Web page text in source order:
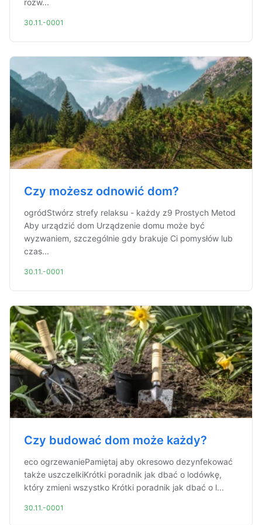
rozw...
30.11.-0001
Czy możesz odnowić dom?
ogródStwórz strefy relaksu - każdy z9 Prostych Metod
Aby urządzić dom Urządzenie domu może być
wyzwaniem, szczególnie gdy brakuje Ci pomysłów lub
czas...
30.11.-0001
Czy budować dom może każdy?
eco ogrzewaniePamiętaj aby okresowo dezynfekować
także uszczelkiKrótki poradnik jak dbać o lodówkę,
który zmieni wszystko Krótki poradnik jak dbać o l...
30.11.-0001